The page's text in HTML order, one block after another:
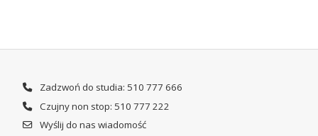
Zadzwoń do studia: 510 777 666
Czujny non stop: 510 777 222
Wyślij do nas wiadomość